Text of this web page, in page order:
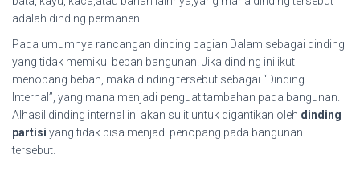
adalah dinding permanen.
Pada umumnya rancangan dinding bagian Dalam sebagai dinding
yang tidak memikul beban bangunan. Jika dinding ini ikut
menopang beban, maka dinding tersebut sebagai “Dinding
Internal”, yang mana menjadi penguat tambahan pada bangunan.
Alhasil dinding internal ini akan sulit untuk digantikan oleh dinding
partisi yang tidak bisa menjadi penopang.pada bangunan
tersebut.